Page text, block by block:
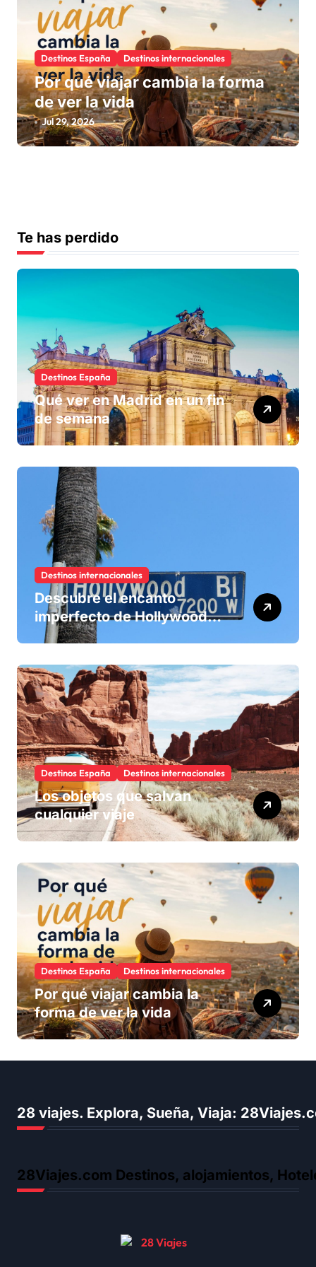
Destinos España Destinos internacionales
Por qué viajar cambia la forma
de ver la vida
Jul 29, 2026
Te has perdido
Destinos España
Qué ver en Madrid en un fin
de semana
Destinos internacionales
Descubre el encanto
imperfecto de Hollywood
Boulevard, la calle del cine
Destinos España Destinos internacionales
Los objetos que salvan
cualquier viaje
Destinos España Destinos internacionales
Por qué viajar cambia la
forma de ver la vida
28 viajes. Explora, Sueña, Viaja:
28Viajes.com Destinos, alojamientos,